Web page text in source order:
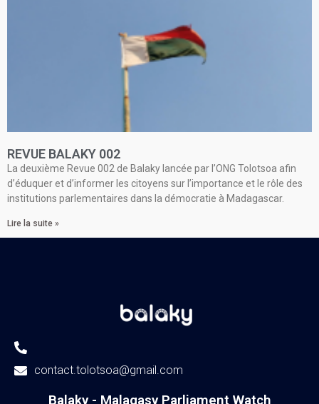
REVUE BALAKY 002
La deuxième Revue 002 de Balaky lancée par l’ONG Tolotsoa afin
d’éduquer et d’informer les citoyens sur l’importance et le rôle des
institutions parlementaires dans la démocratie à Madagascar.
Lire la suite »
contact.tolotsoa@gmail.com
Balaky - Malagasy Parliament Watch​